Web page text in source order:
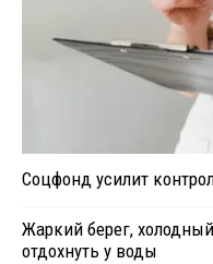
Соцфонд усилит
Жаркий берег,
отдохнуть у воды